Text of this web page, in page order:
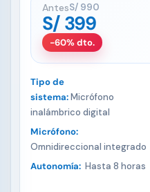
AntesS/ 990
S/ 399
-60% dto.
Tipo de
sistema:Micrófono
inalámbrico digital
Micrófono:
Omnidireccional integrado
Autonomía: Hasta 8 horas